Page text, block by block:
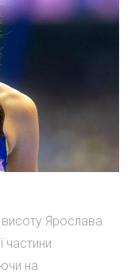
Ярослава
частини
на